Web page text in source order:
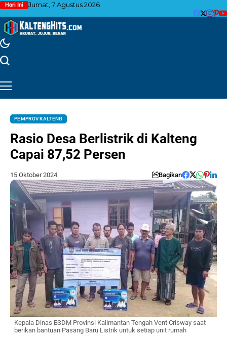
Hari Ini Jumat, 7 Agustus 2026
PEMPROV KALTENG
Rasio Desa Berlistrik di Kalteng
Capai 87,52 Persen
15 Oktober 2024 Bagikan
Kepala Dinas ESDM Provinsi Kalimantan Tengah Vent Crisway saat
berikan bantuan Pasang Baru Listrik untuk setiap unit rumah